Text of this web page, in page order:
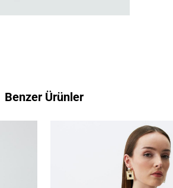
Benzer Ürünler